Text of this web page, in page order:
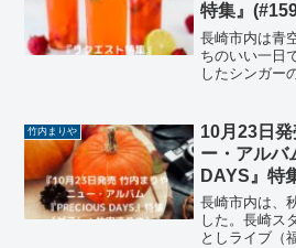
特集』
長崎市内は青
ちのいい一日
したシンガー
ステーション
達郎さんの...
竹内まりや
10月23日
ー・アルバ
DAYS』特
や）
長崎市内は、
した。長崎ス
としライブ（